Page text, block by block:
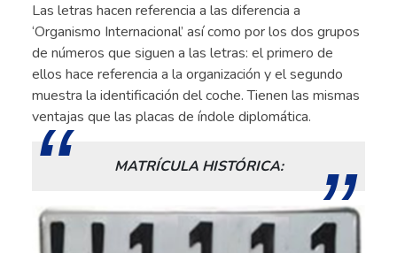
Las letras hacen referencia a las diferencia a
‘Organismo Internacional’ así como por los dos grupos
de números que siguen a las letras: el primero de
ellos hace referencia a la organización y el segundo
muestra la identificación del coche. Tienen las mismas
ventajas que las placas de índole diplomática.
MATRÍCULA HISTÓRICA: